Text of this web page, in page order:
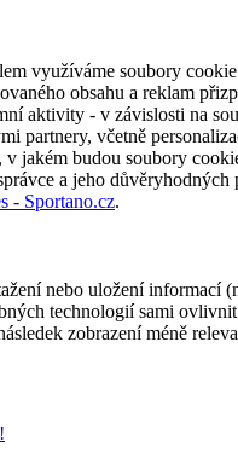
využíváme soubory
obsahu a reklam
aktivity - v závislosti na
včetně
jakém budou soubory
a jeho
- Sportano.cz.
nebo uložení
technologií sami
zobrazení méně